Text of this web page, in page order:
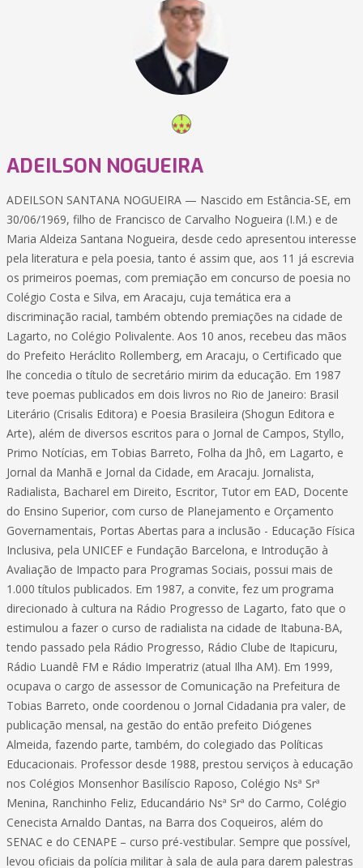
ADEILSON NOGUEIRA
ADEILSON SANTANA NOGUEIRA — Nascido em Estância-SE, em
30/06/1969, filho de Francisco de Carvalho Nogueira (I.M.) e de
Maria Aldeiza Santana Nogueira, desde cedo apresentou interesse
pela literatura e pela poesia, tanto é assim que, aos 11 já escrevia
os primeiros poemas, com premiação em concurso de poesia no
Colégio Costa e Silva, em Aracaju, cuja temática era a
discriminação racial, também obtendo premiações na cidade de
Lagarto, no Colégio Polivalente. Aos 10 anos, recebeu das mãos
do Prefeito Heráclito Rollemberg, em Aracaju, o Certificado que
lhe concedia o título de secretário mirim da educação. Em 1987
teve poemas publicados em dois livros no Rio de Janeiro: Brasil
Literário (Crisalis Editora) e Poesia Brasileira (Shogun Editora e
Arte), além de diversos escritos para o Jornal de Campos, Styllo,
Primo Notícias, em Tobias Barreto, Folha da Jhô, em Lagarto, e
Jornal da Manhã e Jornal da Cidade, em Aracaju. Jornalista,
Radialista, Bacharel em Direito, Escritor, Tutor em EAD, Docente
do Ensino Superior, com curso de Planejamento e Orçamento
Governamentais, Portas Abertas para a inclusão - Educação Física
Inclusiva, pela UNICEF e Fundação Barcelona, e Introdução à
Avaliação de Impacto para Programas Sociais, possui mais de
1.000 títulos publicados. Em 1987, a convite, fez um programa
direcionado à cultura na Rádio Progresso de Lagarto, fato que o
estimulou a fazer o curso de radialista na cidade de Itabuna-BA,
tendo passado pela Rádio Progresso, Rádio Clube de Itapicuru,
Rádio Luandê FM e Rádio Imperatriz (atual Ilha AM). Em 1999,
ocupava o cargo de assessor de Comunicação na Prefeitura de
Tobias Barreto, onde coordenou o Jornal Cidadania pra valer, de
publicação mensal, na gestão do então prefeito Diógenes
Almeida, fazendo parte, também, do colegiado das Políticas
Educacionais. Professor desde 1988, prestou serviços à educação
nos Colégios Monsenhor Basilíscio Raposo, Colégio Nsª Srª
Menina, Ranchinho Feliz, Educandário Nsª Srª do Carmo, Colégio
Cenecista Arnaldo Dantas, na Barra dos Coqueiros, além do
SENAC e do CENAPE – curso pré-vestibular. Sempre que possível,
levou oficiais da polícia militar à sala de aula para darem palestras